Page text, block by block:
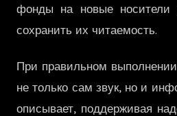
фонды на новые носители
сохранить их читаемость.
При правильном
не только сам звук, но и
описывает, поддерживая